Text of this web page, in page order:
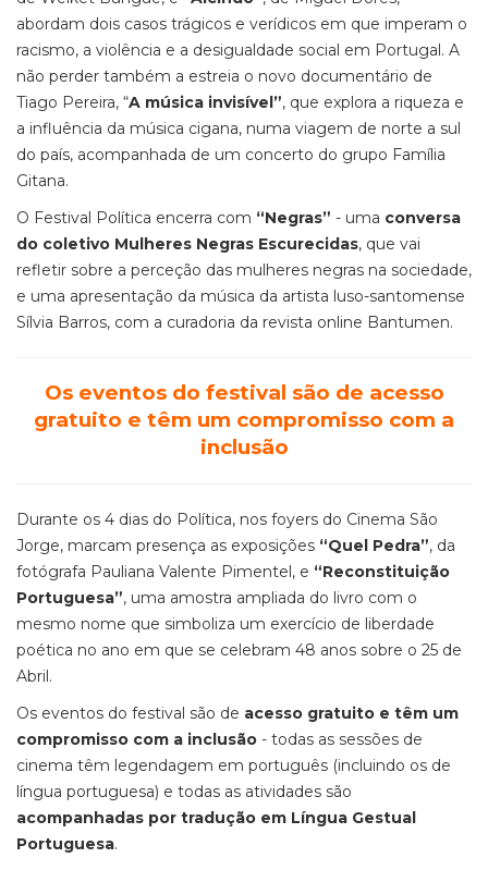
abordam dois casos trágicos e verídicos em que imperam o
racismo, a violência e a desigualdade social em Portugal. A
não perder também a estreia o novo documentário de
Tiago Pereira, “A música invisível”, que explora a riqueza e
a influência da música cigana, numa viagem de norte a sul
do país, acompanhada de um concerto do grupo Família
Gitana.
O Festival Política encerra com “Negras” - uma conversa
do coletivo Mulheres Negras Escurecidas, que vai
refletir sobre a perceção das mulheres negras na sociedade,
e uma apresentação da música da artista luso-santomense
Sílvia Barros, com a curadoria da revista online Bantumen.
Os eventos do festival são de acesso
gratuito e têm um compromisso com a
inclusão
Durante os 4 dias do Política, nos foyers do Cinema São
Jorge, marcam presença as exposições “Quel Pedra”, da
fotógrafa Pauliana Valente Pimentel, e “Reconstituição
Portuguesa”, uma amostra ampliada do livro com o
mesmo nome que simboliza um exercício de liberdade
poética no ano em que se celebram 48 anos sobre o 25 de
Abril.
Os eventos do festival são de acesso gratuito e têm um
compromisso com a inclusão - todas as sessões de
cinema têm legendagem em português (incluindo os de
língua portuguesa) e todas as atividades são
acompanhadas por tradução em Língua Gestual
Portuguesa.